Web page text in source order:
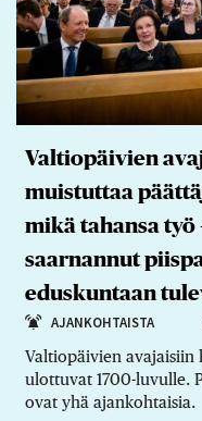
Valtiopäivien
muistuttaa
mikä tahansa työ
saarnannut
eduskuntaan
AJANKOHTAISTA
Valtiopäivien
ulottuvat 1700-luvulle.
ovat yhä ajankohtaisia.